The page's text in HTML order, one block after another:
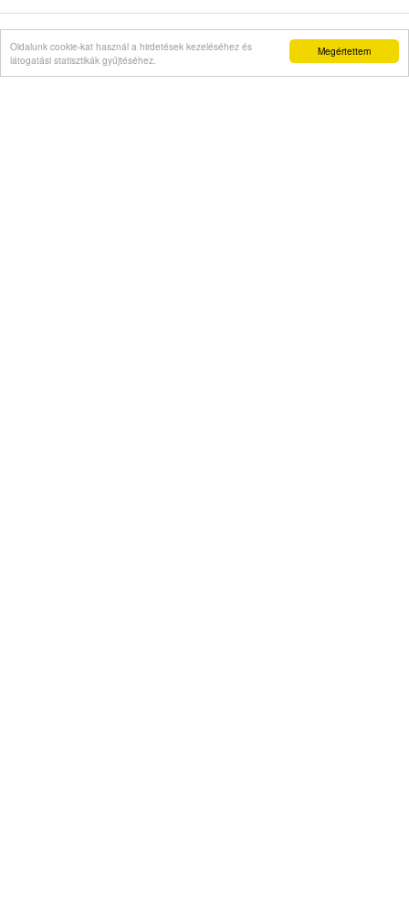
Megértettem
Oldalunk cookie-kat használ a hirdetések kezeléséhez és
látogatási statisztikák gyűjtéséhez.
15:05
Indokolatlanul csökkent a megszületett
lombikbébik száma